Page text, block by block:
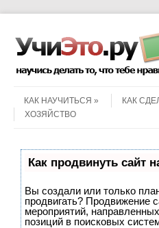
КАК НАУЧИТЬСЯ
КАК
ХОЗЯЙСТВО
Как продвинуть сайт
Вы создали или только
продвигать? Продвижение
мероприятий,
позиций в поисковых